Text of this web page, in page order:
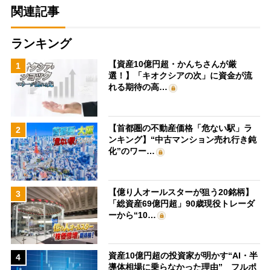
関連記事
ランキング
1
【資産10億円超・かんちさんが厳
選！】「キオクシアの次」に資金が流
れる期待の高…
2
【首都圏の不動産価格「危ない駅」ラ
ンキング】“中古マンション売れ行き鈍
化”のワー…
3
【億り人オールスターが狙う20銘柄】
「総資産69億円超」90歳現役トレーダ
ーから“10…
4
資産10億円超の投資家が明かす“AI・半
導体相場に乗らなかった理由” フルポ